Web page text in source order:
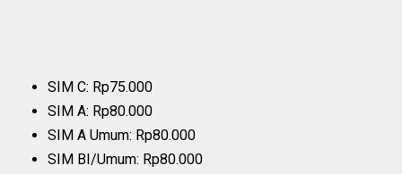
SIM C: Rp75.000
SIM A: Rp80.000
SIM A Umum: Rp80.000
SIM BI/Umum: Rp80.000